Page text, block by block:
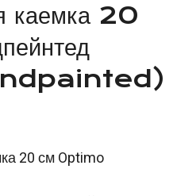
каемка 20
20 см Optimo